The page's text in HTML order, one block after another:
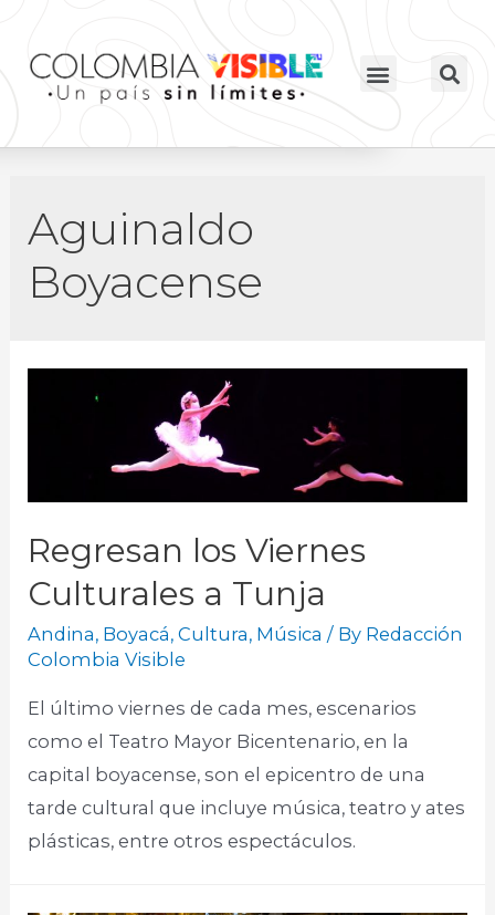
Aguinaldo
Boyacense
Regresan los Viernes
Culturales a Tunja
Andina, Boyacá,Cultura, Música / By Redacción
Colombia Visible
El último viernes de cada mes, escenarios
como el Teatro Mayor Bicentenario, en la
capital boyacense, son el epicentro de una
tarde cultural que incluye música, teatro y ates
plásticas, entre otros espectáculos.